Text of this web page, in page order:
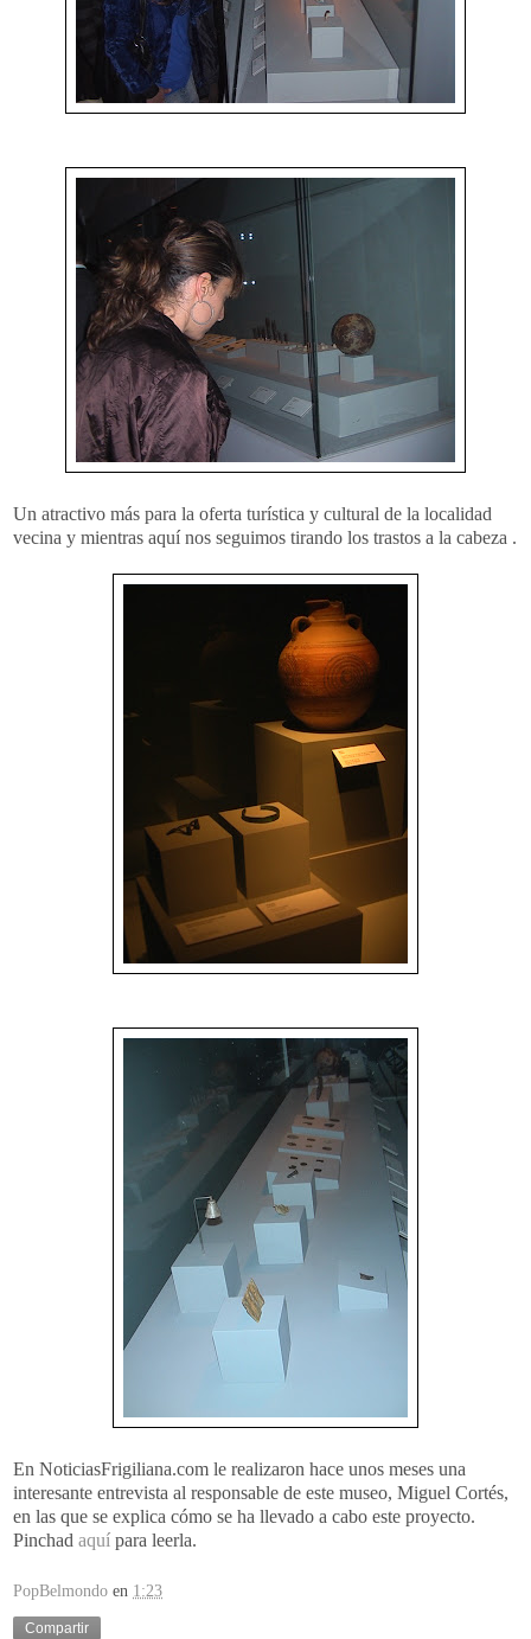
Un atractivo más para la oferta turística y cultural de la localidad
vecina y mientras aquí nos seguimos tirando los trastos a la cabeza .
En NoticiasFrigiliana.com le realizaron hace unos meses una
interesante entrevista al responsable de este museo, Miguel Cortés,
en las que se explica cómo se ha llevado a cabo este proyecto.
Pinchad aquí para leerla.
PopBelmondo en 1:23
Compartir